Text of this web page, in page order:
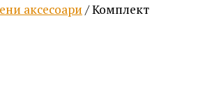
аксесоари / Комплект